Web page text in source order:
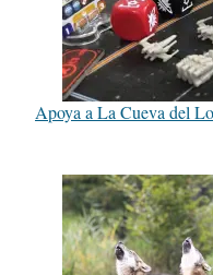
Apoya a La Cueva del